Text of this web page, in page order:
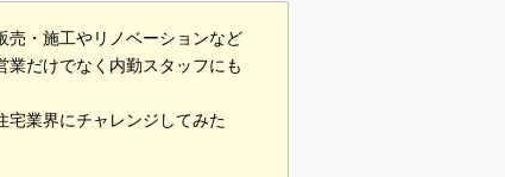
売・施工やリノベーションなど
だけでなく内勤スタッフにも
宅業界にチャレンジしてみた